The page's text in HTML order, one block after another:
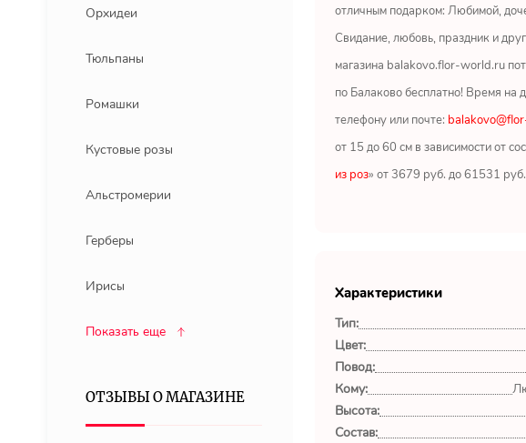
Орхидеи
Тюльпаны
Ромашки
Кустовые розы
Альстромерии
Герберы
Ирисы
Показать еще
ОТЗЫВЫ О МАГАЗИНЕ
отличным подарком: Любимой,
Свидание, любовь, праздник и
магазина balakovo.flor-world.ru
по Балаково бесплатно! Время на
телефону или почте:
от 15 до 60 см в зависимости от
из роз» от 3679 руб. до 61531 руб.
Характеристики
Тип:
Цвет:
Повод:
Кому:
Высота:
Состав: